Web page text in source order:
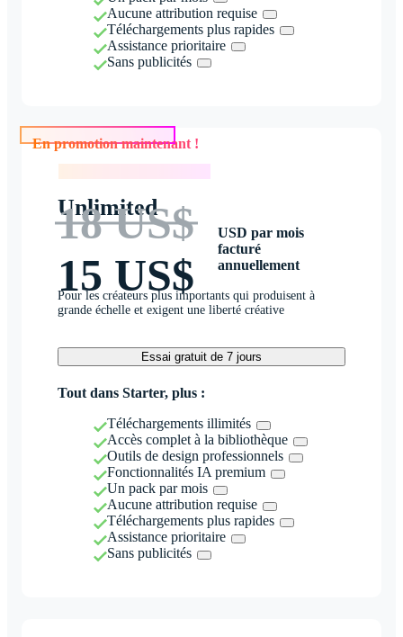
Aucune attribution requise
Téléchargements plus rapides
Assistance prioritaire
Sans publicités
En promotion maintenant !
Unlimited
18 US$
15 US$
USD par mois
facturé
annuellement
Pour les créateurs plus importants qui produisent à
grande échelle et exigent une liberté créative
Essai gratuit de 7 jours
Tout dans Starter, plus :
Téléchargements illimités
Accès complet à la bibliothèque
Outils de design professionnels
Fonctionnalités IA premium
Un pack par mois
Aucune attribution requise
Téléchargements plus rapides
Assistance prioritaire
Sans publicités